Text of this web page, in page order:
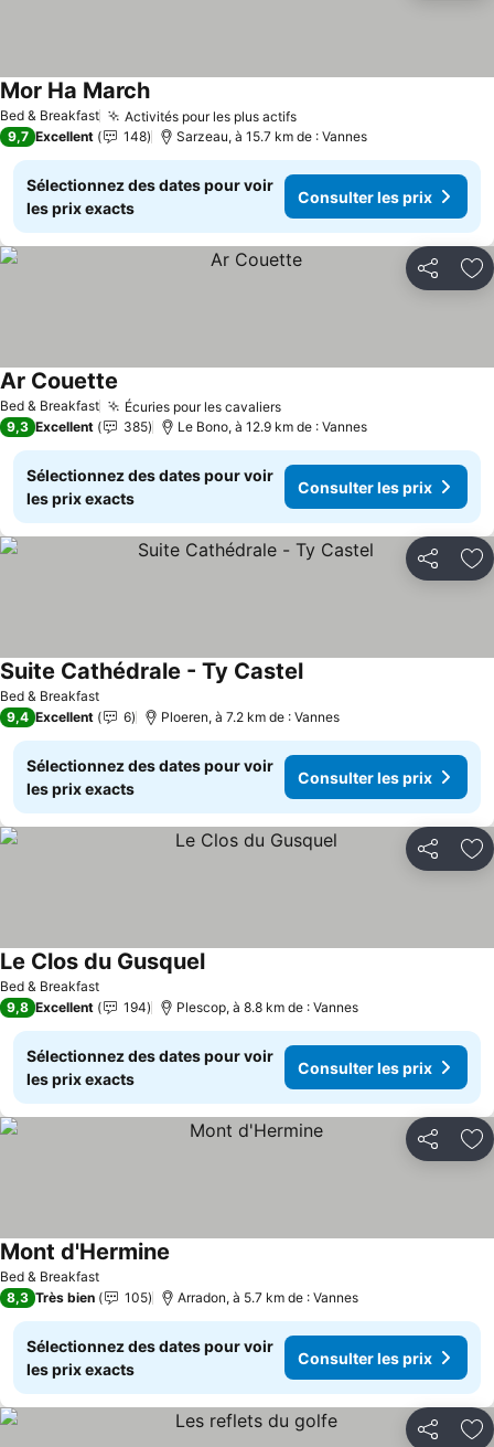
Bed & Breakfast Activités pour les plus actifs
Mor Ha March
9,7 Excellent 148 Sarzeau, à 15.7 km de : Vannes
Sélectionnez des dates pour voir
les prix exacts
Consulter les prix
Partager
Bed & Breakfast Écuries pour les cavaliers
Ar Couette
9,3 Excellent 385 Le Bono, à 12.9 km de : Vannes
Sélectionnez des dates pour voir
les prix exacts
Consulter les prix
Partager
Bed & Breakfast
Suite Cathédrale - Ty Castel
9,4 Excellent 6 Ploeren, à 7.2 km de : Vannes
Sélectionnez des dates pour voir
les prix exacts
Consulter les prix
Partager
Bed & Breakfast
Le Clos du Gusquel
9,8 Excellent 194 Plescop, à 8.8 km de : Vannes
Sélectionnez des dates pour voir
les prix exacts
Consulter les prix
Partager
Bed & Breakfast
Mont d'Hermine
8,3 Très bien 105 Arradon, à 5.7 km de : Vannes
Sélectionnez des dates pour voir
les prix exacts
Consulter les prix
Partager